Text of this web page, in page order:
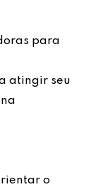
para
atingir seu
o